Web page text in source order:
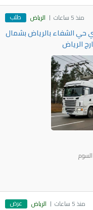
منذ 5 ساعات الرياض طلب
الشفاء بالرياض بشمال
الرياض
منذ 5 ساعات الرياض عرض